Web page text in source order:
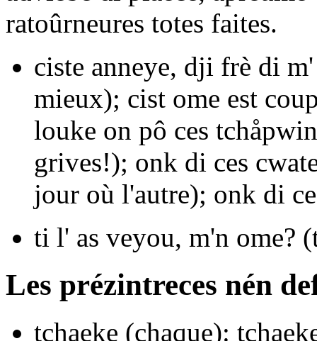
ratoûrneures totes faites.
ciste anneye, dji frè di
mieux); cist ome est
louke on pô ces
grives!); onk di ces
jour où l'autre); onk di
ti l' as veyou, m'n ome?
Les prézintreces nén
tchaeke (chaque):